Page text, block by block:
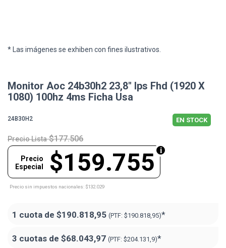
* Las imágenes se exhiben con fines ilustrativos.
Monitor Aoc 24b30h2 23,8" Ips Fhd (1920 X
1080) 100hz 4ms Ficha Usa
24B30H2 EN STOCK
Precio Lista $177.506
$159.755
Precio
Especial
Precio sin impuestos nacionales: $132.029
1 cuota de $190.818,95 (PTF: $190.818,95)*
3 cuotas de $68.043,97 (PTF: $204.131,9)*